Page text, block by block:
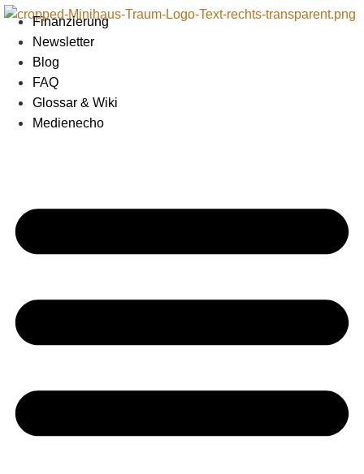
Zum
Inhalt
springen
Finanzierung
Newsletter
Blog
FAQ
Glossar & Wiki
Medienecho